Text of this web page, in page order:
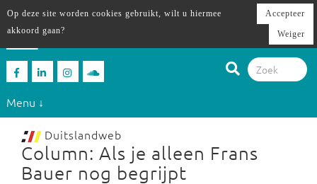
Menu ↓
Duitslandweb
Column: Als je alleen Frans
Bauer nog begrijpt
Op deze site worden cookies gebruikt, wilt u hiermee
akkoord gaan?
Accepteer
Weiger